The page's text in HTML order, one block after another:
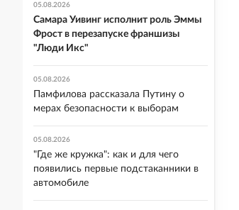
05.08.2026
Самара Уивинг исполнит роль Эммы
Фрост в перезапуске франшизы
"Люди Икс"
05.08.2026
Памфилова рассказала Путину о
мерах безопасности к выборам
05.08.2026
"Где же кружка": как и для чего
появились первые подстаканники в
автомобиле